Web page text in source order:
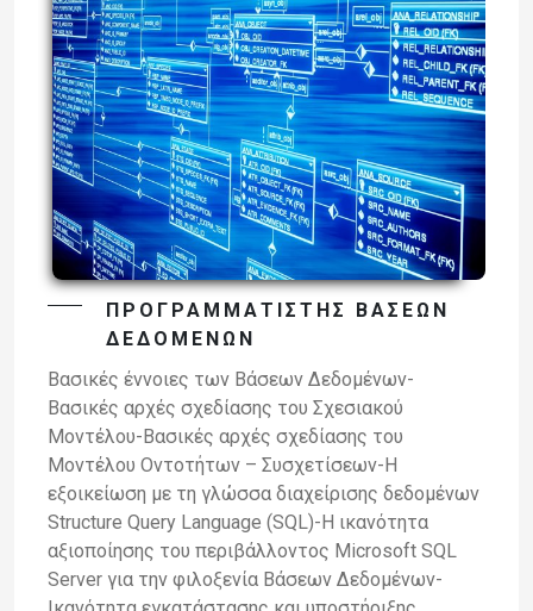
ΠΡΟΓΡΑΜΜΑΤΙΣΤΉΣ ΒΆΣΕΩΝ
ΔΕΔΟΜΈΝΩΝ
Βασικές έννοιες των Βάσεων Δεδομένων-
Βασικές αρχές σχεδίασης του Σχεσιακού
Μοντέλου-Βασικές αρχές σχεδίασης του
Μοντέλου Οντοτήτων – Συσχετίσεων-Η
εξοικείωση με τη γλώσσα διαχείρισης δεδομένων
Structure Query Language (SQL)-Η ικανότητα
αξιοποίησης του περιβάλλοντος Microsoft SQL
Server για την φιλοξενία Βάσεων Δεδομένων-